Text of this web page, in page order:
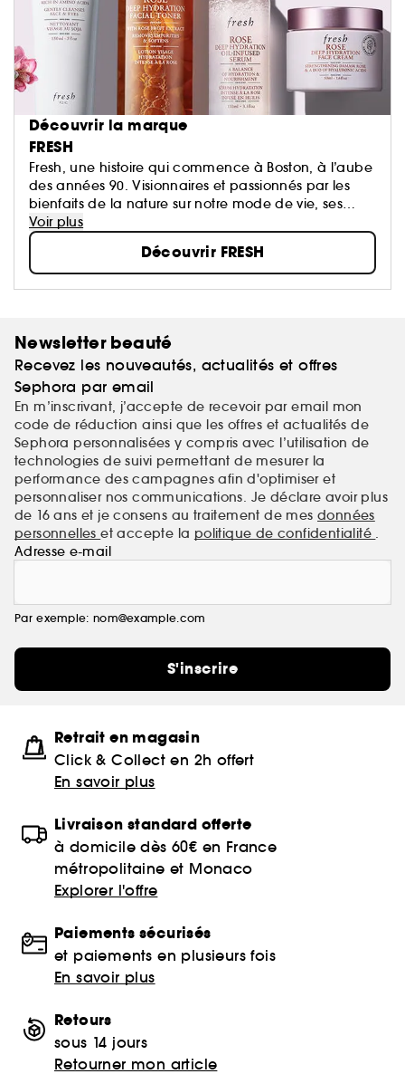
Découvrir la marque
FRESH
Fresh, une histoire qui commence à Boston, à l’aube
des années 90. Visionnaires et passionnés par les
bienfaits de la nature sur notre mode de vie, ses
fondateurs ont été pionniers dans l’utilisation
d’ingrédients naturels...
Voir plus
Découvrir FRESH
Newsletter beauté
Recevez les nouveautés, actualités et offres
Sephora par email
En m’inscrivant, j’accepte de recevoir par email mon
code de réduction ainsi que les offres et actualités de
Sephora personnalisées y compris avec l’utilisation de
technologies de suivi permettant de mesurer la
performance des campagnes afin d'optimiser et
personnaliser nos communications. Je déclare avoir plus
de 16 ans et je consens au traitement de mes données
personnelleset accepte la politique de confidentialité .
Adresse e-mail
Par exemple: nom@example.com
S'inscrire
Retrait en magasin
Click & Collect en 2h offert
En savoir plus
Livraison standard offerte
à domicile dès 60€ en France
métropolitaine et Monaco
Explorer l'offre
Paiements sécurisés
et paiements en plusieurs fois
En savoir plus
Retours
sous 14 jours
Retourner mon article